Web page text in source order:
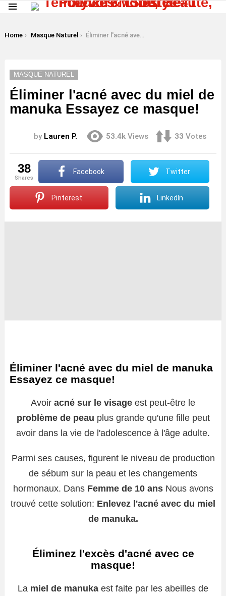
You are here:
Home Masque Naturel Éliminer l'acné avec du miel de manuka Essayez ce masque!
MASQUE NATUREL
Éliminer l'acné avec du miel de
manuka Essayez ce masque!
by Lauren P. 53.4k Views 33 Votes
38
shares
Facebook Twitter
Pinterest LinkedIn
Éliminer l'acné avec du miel de manuka
Essayez ce masque!
Avoir acné sur le visage est peut-être le
problème de peau plus grande qu'une fille peut
avoir dans la vie de l'adolescence à l'âge adulte.
Parmi ses causes, figurent le niveau de production
de sébum sur la peau et les changements
hormonaux. Dans Femme de 10 ansNous avons
trouvé cette solution: Enlevez l'acné avec du miel
de manuka.
Éliminez l'excès d'acné avec ce
masque!
La miel de manuka est faite par les abeilles de